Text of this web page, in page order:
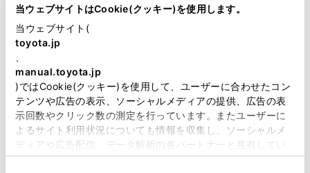
当ウェブサイトはCookie(クッキー)を使用します。
当ウェブサイト(
toyota.jp
manual.toyota.jp
)ではCookie(クッキー)を使用して、ユーザーに合わせたコン
テンツや広告の表示、ソーシャルメディアの提供、広告の表
示回数やクリック数の測定を行っています。またユーザーに
よるサイト利用状況についても情報を収集し、ソーシャルメ
ディアや広告配信、データ解析の各パートナーと共有してい
ます。各パートナーは、ここで収集された情報とユーザーが
ロードノイズにまで言及する山崎の言葉は、モータージ
ャーナリストさながらのインプレッション。モーター駆
動のうえにノイズキャンセル機能も搭載するクラウンの
静粛性を的確に指摘。さらに、発電のために走りながら
取り込んだ空気はフィルターでろ過され、排出される空
気は浄化される。
「燃料電池車を持ってるって、なんかかっこいいですよ